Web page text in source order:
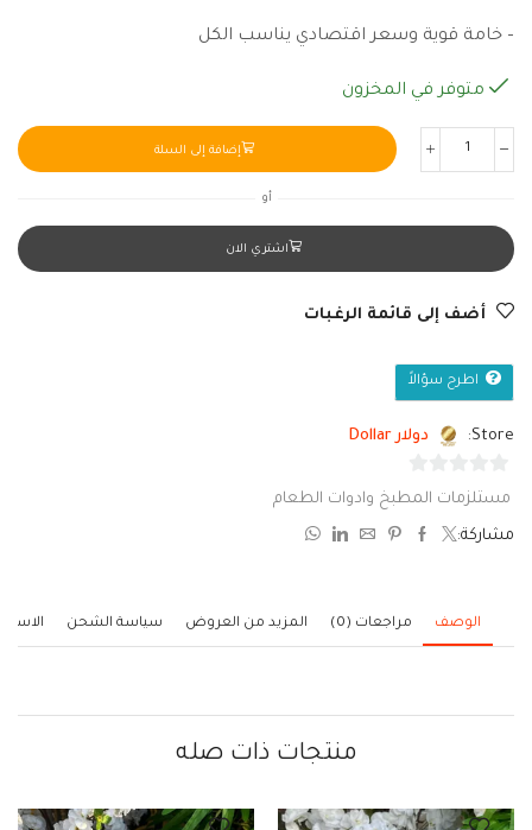
– خامة قوية وسعر اقتصادي يناسب الكل
متوفر في المخزون
إضافة إلى السلة
أو
اشتري الان
أضف إلى قائمة الرغبات
اطرح سؤالاً
Store: دولار Dollar
0
مستلزمات المطبخ وادوات الطعام
مشاركة:
الوصف مراجعات (0) المزيد من العروض سياسة الشحن
منتجات ذات صله